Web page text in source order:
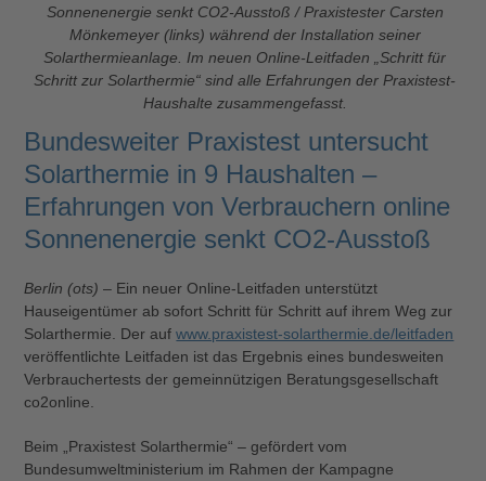
Sonnenenergie senkt CO2-Ausstoß / Praxistester Carsten
Mönkemeyer (links) während der Installation seiner
Solarthermieanlage. Im neuen Online-Leitfaden „Schritt für
Schritt zur Solarthermie“ sind alle Erfahrungen der Praxistest-
Haushalte zusammengefasst.
Bundesweiter Praxistest untersucht
Solarthermie in 9 Haushalten –
Erfahrungen von Verbrauchern online
Sonnenenergie senkt CO2-Ausstoß
Berlin (ots) – Ein neuer Online-Leitfaden unterstützt
Hauseigentümer ab sofort Schritt für Schritt auf ihrem Weg zur
Solarthermie. Der aufwww.praxistest-solarthermie.de/leitfaden
veröffentlichte Leitfaden ist das Ergebnis eines bundesweiten
Verbrauchertests der gemeinnützigen Beratungsgesellschaft
co2online.
Beim „Praxistest Solarthermie“ – gefördert vom
Bundesumweltministerium im Rahmen der Kampagne